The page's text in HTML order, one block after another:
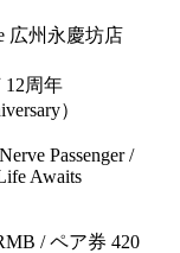
広州永慶坊店
12周年
）
Passenger /
Awaits
/ ペア券 420